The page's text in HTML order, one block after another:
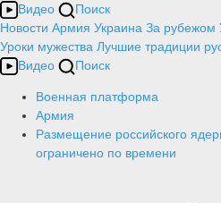
Видео
Поиск
Новости Армия Украина За рубежом
Уроки мужества Лучшие традиции
Видео
Поиск
Военная платформа
Армия
Размещение российского
ограничено по времени